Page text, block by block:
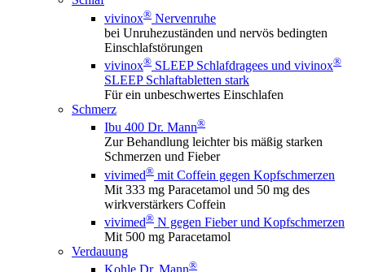
vivinox® Nervenruhe
bei Unruhezuständen und nervös bedingten
Einschlafstörungen
vivinox® SLEEP Schlafdragees und vivinox®
SLEEP Schlaftabletten stark
Für ein unbeschwertes Einschlafen
Schmerz
Ibu 400 Dr. Mann®
Zur Behandlung leichter bis mäßig starken
Schmerzen und Fieber
vivimed® mit Coffein gegen Kopfschmerzen
Mit 333 mg Paracetamol und 50 mg des
wirkverstärkers Coffein
vivimed® N gegen Fieber und Kopfschmerzen
Mit 500 mg Paracetamol
Verdauung
®